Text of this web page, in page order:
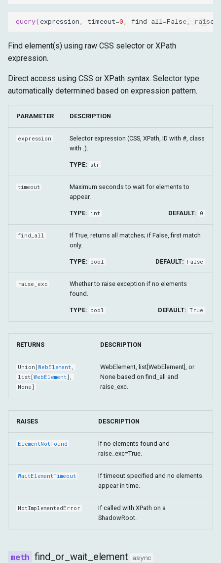
query( expression, timeout=0, find_all=False,
Find element(s) using raw CSS selector or XPath
expression.
Direct access using CSS or XPath syntax. Selector type
automatically determined based on expression pattern.
PARAMETER DESCRIPTION
expression
Selector expression (CSS, XPath, ID with #, class
with .).
TYPE: str
timeout
Maximum seconds to wait for elements to
appear.
TYPE: int DEFAULT: 0
find_all
If True, returns all matches; if False, first match
only.
TYPE: bool DEFAULT: False
raise_exc
Whether to raise exception if no elements
found.
TYPE: bool DEFAULT: True
RETURNS DESCRIPTION
Union [WebElement
list[WebElement],
None]
WebElement, list[WebElement], or
None based on find_all and
raise_exc.
RAISES DESCRIPTION
ElementNotFound
If no elements found and
raise_exc=True.
WaitElementTimeout
If timeout specified and no elements
appear in time.
NotImplementedError
If called with XPath on a
ShadowRoot.
find_or_wait_element async